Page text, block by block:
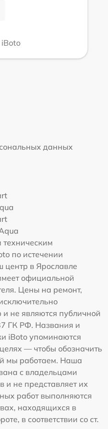
данных
по истечении
центр в Ярославле
официальной
Цены на ремонт,
не являются публичной
ГК РФ. Названия и
iBoto упоминаются
— чтобы обозначить
мы работаем. Наша
с владельцами
и не представляет их
работ выполняются
находящихся в
в соответствии со ст.